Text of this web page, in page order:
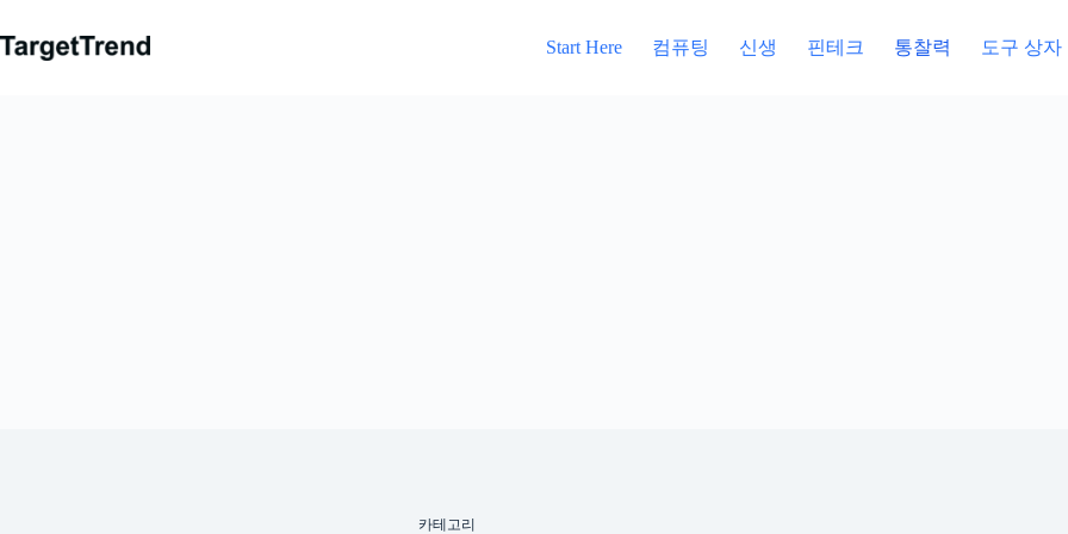
텐
츠
Start Here 컴퓨팅 신생 핀테크 통찰력 도구 상자
카테고리